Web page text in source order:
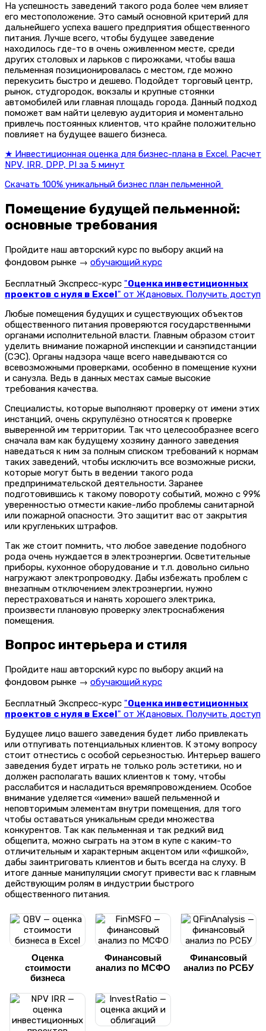
На успешность заведений такого рода более чем влияет
его местоположение. Это самый основной критерий для
дальнейшего успеха вашего предприятия общественного
питания. Лучше всего, чтобы будущее заведение
находилось где-то в очень оживленном месте, среди
других столовых и ларьков с пирожками, чтобы ваша
пельменная позиционировалась с местом, где можно
перекусить быстро и дешево. Подойдет торговый центр,
рынок, студгородок, вокзалы и крупные стоянки
автомобилей или главная площадь города. Данный подход
поможет вам найти целевую аудитория и моментально
привлечь постоянных клиентов, что крайне положительно
повлияет на будущее вашего бизнеса.
★ Инвестиционная оценка для бизнес-плана в Excel. Расчет
NPV, IRR, DPP, PI за 5 минут
Скачать 100% уникальный бизнес план пельменной
Помещение будущей пельменной:
основные требования
Пройдите наш авторский курс по выбору акций на
фондовом рынке → обучающий курс
Бесплатный Экспресс-курс "Оценка инвестиционных
проектов с нуля в Excel" от Ждановых. Получить доступ
Любые помещения будущих и существующих объектов
общественного питания проверяются государственными
органами исполнительной власти. Главным образом стоит
уделить внимание пожарной инспекции и санэпидстанции
(СЭС). Органы надзора чаще всего наведываются со
всевозможными проверками, особенно в помещение кухни
и санузла. Ведь в данных местах самые высокие
требования качества.
Специалисты, которые выполняют проверку от имени этих
инстанций, очень скрупулёзно относятся к проверке
выверенной им территории. Так что целесообразнее всего
сначала вам как будущему хозяину данного заведения
наведаться к ним за полным списком требований к нормам
таких заведений, чтобы исключить все возможные риски,
которые могут быть в ведении такого рода
предпринимательской деятельности. Заранее
подготовившись к такому повороту событий, можно с 99%
уверенностью отмести какие-либо проблемы санитарной
или пожарной опасности. Это защитит вас от закрытия
или кругленьких штрафов.
Так же стоит помнить, что любое заведение подобного
рода очень нуждается в электроэнергии. Осветительные
приборы, кухонное оборудование и т.п. довольно сильно
нагружают электропроводку. Дабы избежать проблем с
внезапным отключением электроэнергии, нужно
перестраховаться и нанять хорошего электрика,
произвести плановую проверку электроснабжения
помещения.
Вопрос интерьера и стиля
Пройдите наш авторский курс по выбору акций на
фондовом рынке → обучающий курс
Бесплатный Экспресс-курс "Оценка инвестиционных
проектов с нуля в Excel" от Ждановых. Получить доступ
Будущее лицо вашего заведения будет либо привлекать
или отпугивать потенциальных клиентов. К этому вопросу
стоит отнестись с особой серьезностью. Интерьер вашего
заведения будет играть не только роль эстетики, но и
должен располагать ваших клиентов к тому, чтобы
расслабится и насладиться времяпровождением. Особое
внимание уделяется «имени» вашей пельменной и
неповторимым элементам внутри помещения, для того
чтобы оставаться уникальным среди множества
конкурентов. Так как пельменная и так редкий вид
общепита, можно сыграть на этом в купе с каким-то
отличительным и характерным акцентом или «фишкой»,
дабы заинтриговать клиентов и быть всегда на слуху. В
итоге данные манипуляции смогут привести вас к главным
действующим ролям в индустрии быстрого
общественного питания.
Оценка
стоимости
бизнеса
Финансовый
анализ по МСФО
Финансовый
анализ по РСБУ